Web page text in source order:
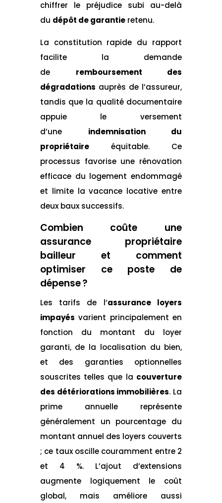
chiffrer le préjudice subi au-delà
du dépôt de garantie retenu.
La constitution rapide du rapport
facilite la demande
de
remboursement des
dégradations auprès de l’assureur,
tandis que la qualité documentaire
appuie le versement
d’une
indemnisation du
propriétaire
équitable. Ce
processus favorise une rénovation
efficace du logement endommagé
et limite la vacance locative entre
deux baux successifs.
Combien coûte une
assurance propriétaire
bailleur et comment
optimiser ce poste de
dépense ?
Les tarifs de l’assurance loyers
impayés varient principalement en
fonction du montant du loyer
garanti, de la localisation du bien,
et des garanties optionnelles
souscrites telles que la couverture
des détériorations immobilières. La
prime annuelle représente
généralement un pourcentage du
montant annuel des loyers couverts
; ce taux oscille couramment entre 2
et 4 %. L’ajout d’extensions
augmente logiquement le coût
global, mais améliore aussi